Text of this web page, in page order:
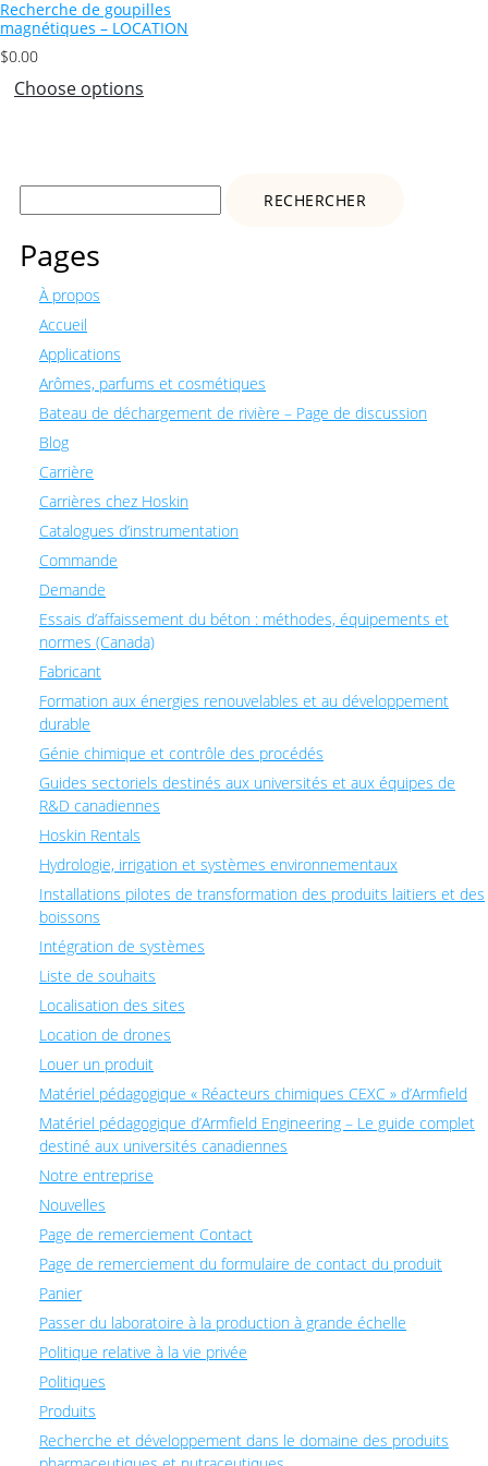
Recherche de goupilles
magnétiques – LOCATION
$0.00
Choose options
Rechercher :
Pages
À propos
Accueil
Applications
Arômes, parfums et cosmétiques
Bateau de déchargement de rivière – Page de discussion
Blog
Carrière
Carrières chez Hoskin
Catalogues d’instrumentation
Commande
Demande
Essais d’affaissement du béton : méthodes, équipements et
normes (Canada)
Fabricant
Formation aux énergies renouvelables et au développement
durable
Génie chimique et contrôle des procédés
Guides sectoriels destinés aux universités et aux équipes de
R&D canadiennes
Hoskin Rentals
Hydrologie, irrigation et systèmes environnementaux
Installations pilotes de transformation des produits laitiers et des
boissons
Intégration de systèmes
Liste de souhaits
Localisation des sites
Location de drones
Louer un produit
Matériel pédagogique « Réacteurs chimiques CEXC » d’Armfield
Matériel pédagogique d’Armfield Engineering – Le guide complet
destiné aux universités canadiennes
Notre entreprise
Nouvelles
Page de remerciement Contact
Page de remerciement du formulaire de contact du produit
Panier
Passer du laboratoire à la production à grande échelle
Politique relative à la vie privée
Politiques
Produits
Recherche et développement dans le domaine des produits